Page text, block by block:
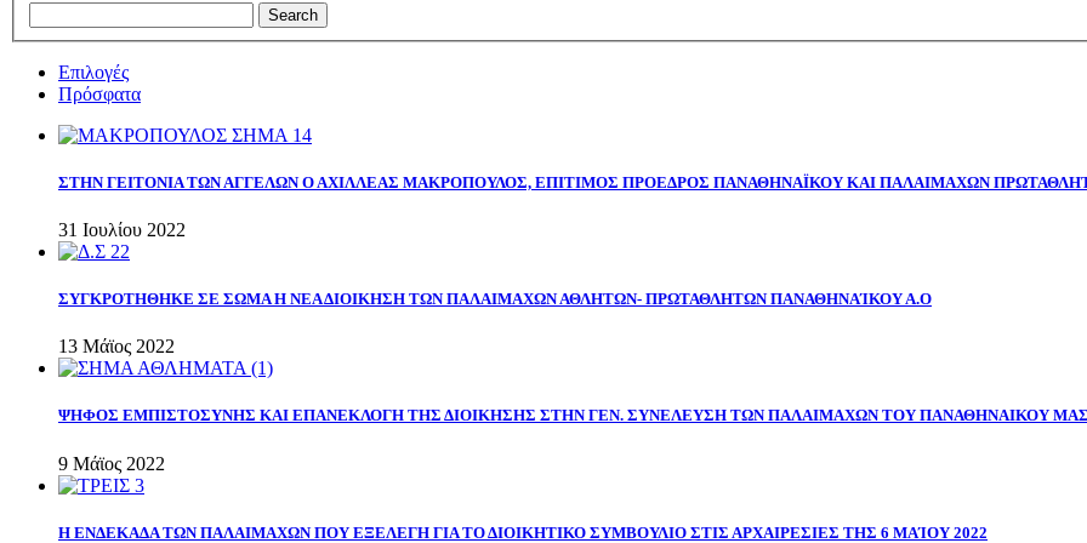
Επιλογές
Πρόσφατα
ΣΤΗΝ ΓΕΙΤΟΝΙΑ ΤΩΝ ΑΓΓΕΛΩΝ Ο ΑΧΙΛΛΕΑΣ ΜΑΚΡΟΠΟΥΛΟΣ, ΕΠΙΤΙΜΟΣ ΠΡΟΕΔΡΟΣ ΠΑΝΑΘΗΝΑΪΚΟΥ ΚΑΙ ΠΑΛΑΙΜΑΧΩΝ
31 Ιουλίου 2022
ΣΥΓΚΡΟΤΗΘΗΚΕ ΣΕ ΣΩΜΑ Η ΝΕΑ ΔΙΟΙΚΗΣΗ ΤΩΝ ΠΑΛΑΙΜΑΧΩΝ ΑΘΛΗΤΩΝ- ΠΡΩΤΑΘΛΗΤΩΝ ΠΑΝΑΘΗΝΑΊΚΟΥ Α.Ο
13 Μάϊος 2022
ΨΗΦΟΣ ΕΜΠΙΣΤΟΣΥΝΗΣ ΚΑΙ ΕΠΑΝΕΚΛΟΓΗ ΤΗΣ ΔΙΟΙΚΗΣΗΣ ΣΤΗΝ ΓΕΝ. ΣΥΝΕΛΕΥΣΗ ΤΩΝ ΠΑΛΑΙΜΑΧΩΝ ΤΟΥ ΠΑΝΑΘΗΝΑΙΚΟΥ ΜΑΣ
9 Μάϊος 2022
Η ΕΝΔΕΚΑΔΑ ΤΩΝ ΠΑΛΑΙΜΑΧΩΝ ΠΟΥ ΕΞΕΛΕΓΗ ΓΙΑ ΤΟ ΔΙΟΙΚΗΤΙΚΟ ΣΥΜΒΟΥΛΙΟ ΣΤΙΣ ΑΡΧΑΙΡΕΣΙΕΣ ΤΗΣ 6 ΜΑΊΟΥ 2022